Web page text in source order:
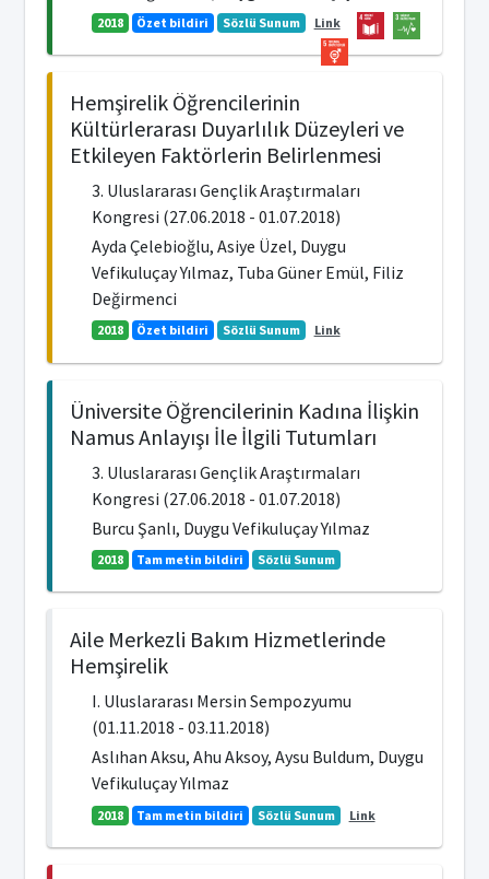
2018 Özet bildiri Sözlü Sunum Link
Hemşirelik Öğrencilerinin
Kültürlerarası Duyarlılık Düzeyleri ve
Etkileyen Faktörlerin Belirlenmesi
3. Uluslararası Gençlik Araştırmaları
Kongresi (27.06.2018 - 01.07.2018)
Ayda Çelebioğlu, Asiye Üzel, Duygu
Vefikuluçay Yılmaz, Tuba Güner Emül, Filiz
Değirmenci
2018 Özet bildiri Sözlü Sunum Link
Üniversite Öğrencilerinin Kadına İlişkin
Namus Anlayışı İle İlgili Tutumları
3. Uluslararası Gençlik Araştırmaları
Kongresi (27.06.2018 - 01.07.2018)
Burcu Şanlı, Duygu Vefikuluçay Yılmaz
2018 Tam metin bildiri Sözlü Sunum
Aile Merkezli Bakım Hizmetlerinde
Hemşirelik
I. Uluslararası Mersin Sempozyumu
(01.11.2018 - 03.11.2018)
Aslıhan Aksu, Ahu Aksoy, Aysu Buldum, Duygu
Vefikuluçay Yılmaz
2018 Tam metin bildiri Sözlü Sunum Link